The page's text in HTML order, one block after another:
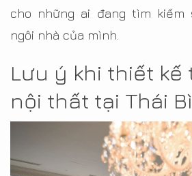
cho những ai đang tìm kiếm
ngôi nhà của mình.
Lưu ý khi thiết kế
nội thất tại Thái